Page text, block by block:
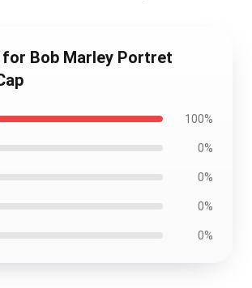
Bob Marley Portret
100%
0%
0%
0%
0%